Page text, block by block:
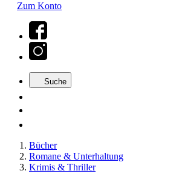
Zum Konto
Suche
Bücher
Romane & Unterhaltung
Krimis & Thriller